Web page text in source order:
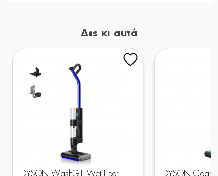
Δες κι αυτά
DYSON WashG1 Wet Floor
DYSON